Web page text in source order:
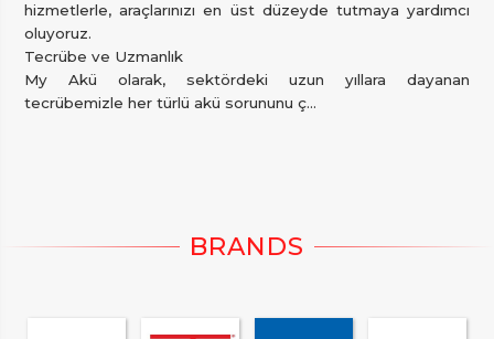
hizmetlerle, araçlarınızı en üst düzeyde tutmaya yardımcı
oluyoruz.
Tecrübe ve Uzmanlık
My Akü olarak, sektördeki uzun yıllara dayanan
tecrübemizle her türlü akü sorununu ç...